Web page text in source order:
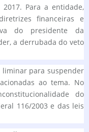
Para a entidade,
financeiras e
do presidente da
a derrubada do veto
liminar para suspender
ao tema. No
do
116/2003 e das leis